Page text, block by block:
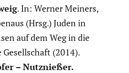
. In: Werner Meiners,
(Hrsg.) Juden in
auf dem Weg in die
(2014).
– Nutznießer.